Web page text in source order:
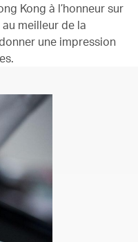
Kong à l’honneur sur
meilleur de la
une impression